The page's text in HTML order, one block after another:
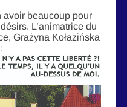
avoir beaucoup pour
L’animatrice du
Grażyna Kołazińska